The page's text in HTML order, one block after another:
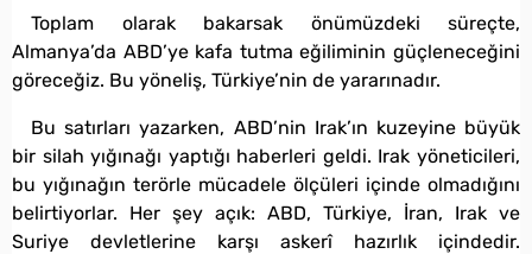
Toplam olarak bakarsak önümüzdeki süreçte,
Almanya’da ABD’ye kafa tutma eğiliminin güçleneceğini
göreceğiz. Bu yöneliş, Türkiye’nin de yararınadır.
Bu satırları yazarken, ABD’nin Irak’ın kuzeyine büyük
bir silah yığınağı yaptığı haberleri geldi. Irak yöneticileri,
bu yığınağın terörle mücadele ölçüleri içinde olmadığını
belirtiyorlar. Her şey açık: ABD, Türkiye, İran, Irak ve
Suriye devletlerine karşı askerî hazırlık içindedir.